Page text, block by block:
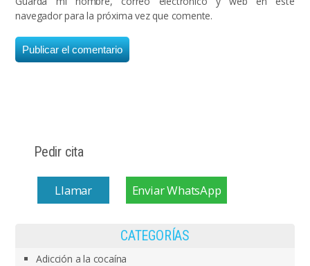
navegador para la próxima vez que comente.
Pedir cita
Llamar Enviar WhatsApp
CATEGORÍAS
Adicción a la cocaína